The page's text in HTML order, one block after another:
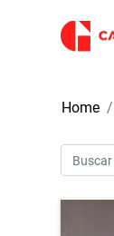
Home